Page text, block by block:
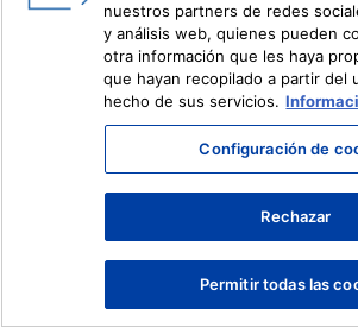
nuestros partners de redes
y análisis web, quienes pueden
otra información que les haya
que hayan recopilado a partir del
hecho de sus servicios.
Configuración de
Rechazar
Permitir todas las